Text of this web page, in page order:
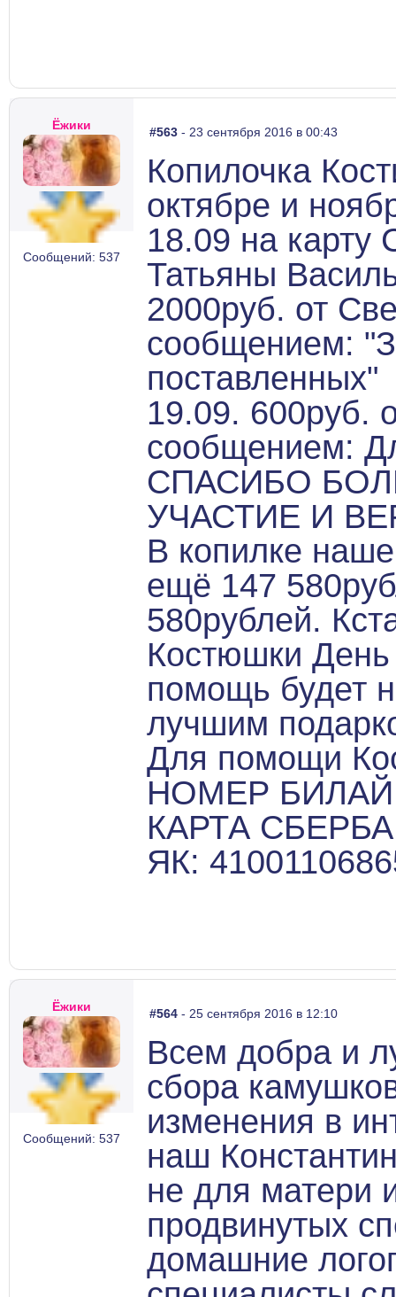
Ёжики
Сообщений: 537
#563 - 23 сентября 2016 в 00:43
Копилочка
октябре и
18.09 на карту
Татьяны
2000руб. от
сообщением:
поставленных"
19.09. 600руб.
сообщением:
СПАСИБО
УЧАСТИЕ И
В копилке
ещё 147
580рублей.
Костюшки
помощь будет
лучшим
Для помощи
НОМЕР
КАРТА
ЯК:
Ёжики
Сообщений: 537
#564 - 25 сентября 2016 в 12:10
Всем добра и
сбора
изменения в
наш
не для матери
продвинутых
домашние